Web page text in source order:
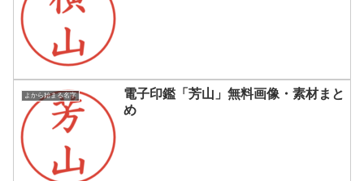
よから始まる名字
電子印鑑「芳山」無料画像・素材まと
め